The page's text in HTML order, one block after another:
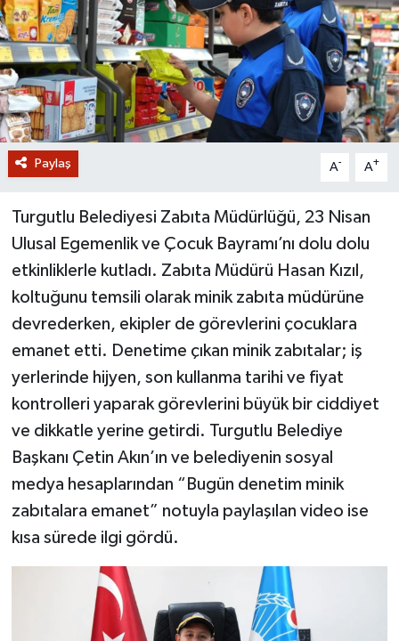
Paylaş A- A+
Turgutlu Belediyesi Zabıta Müdürlüğü, 23 Nisan
Ulusal Egemenlik ve Çocuk Bayramı’nı dolu dolu
etkinliklerle kutladı. Zabıta Müdürü Hasan Kızıl,
koltuğunu temsili olarak minik zabıta müdürüne
devrederken, ekipler de görevlerini çocuklara
emanet etti. Denetime çıkan minik zabıtalar; iş
yerlerinde hijyen, son kullanma tarihi ve fiyat
kontrolleri yaparak görevlerini büyük bir ciddiyet
ve dikkatle yerine getirdi. Turgutlu Belediye
Başkanı Çetin Akın’ın ve belediyenin sosyal
medya hesaplarından “Bugün denetim minik
zabıtalara emanet” notuyla paylaşılan video ise
kısa sürede ilgi gördü.
İLETİŞİM